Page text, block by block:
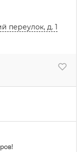
переулок, д. 1